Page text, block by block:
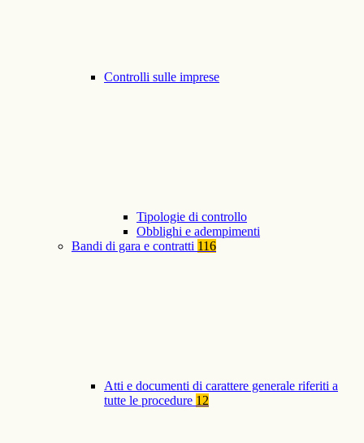
Controlli sulle imprese
Tipologie di controllo
Obblighi e adempimenti
Bandi di gara e contratti 116
Atti e documenti di carattere generale riferiti a
tutte le procedure 12